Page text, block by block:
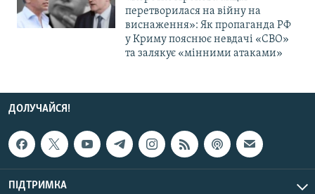
перетворилася на війну на
виснаження»: Як пропаганда РФ
у Криму пояснює невдачі «СВО»
та залякує «мінними атаками»
ДОЛУЧАЙСЯ!
ПІДТРИМКА